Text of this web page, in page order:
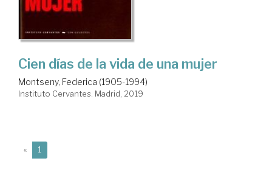
Cien días de la vida de una mujer
Montseny, Federica (1905-1994)
Instituto Cervantes. Madrid, 2019
« 1